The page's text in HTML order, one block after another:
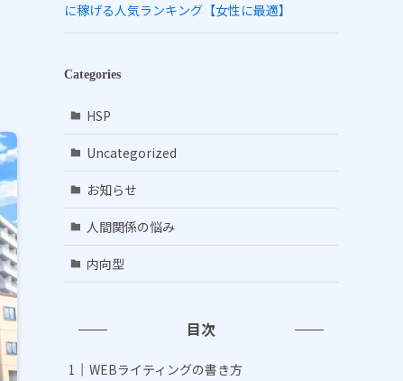
に稼げる人気ランキング【女性に最適】
Categories
HSP
Uncategorized
お知らせ
人間関係の悩み
内向型
目次
WEBライティングの書き方